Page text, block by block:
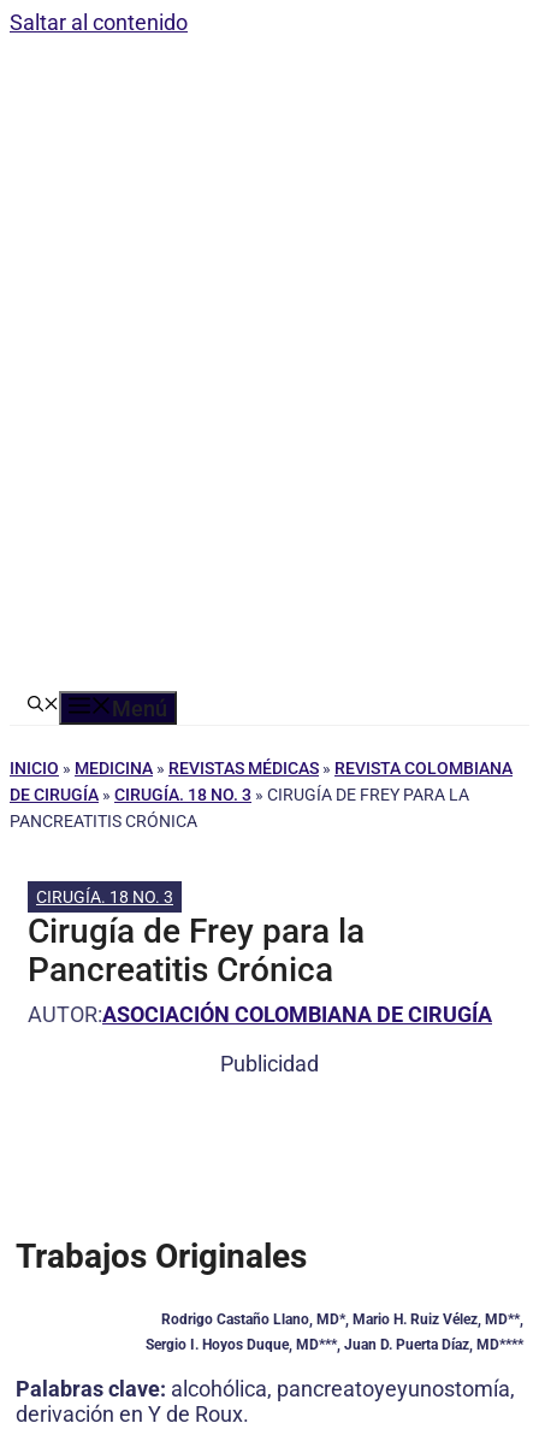
Saltar al contenido
Menú
INICIO » MEDICINA » REVISTAS MÉDICAS » REVISTA COLOMBIANA
DE CIRUGÍA » CIRUGÍA. 18 NO. 3 » CIRUGÍA DE FREY PARA LA
PANCREATITIS CRÓNICA
CIRUGÍA. 18 NO. 3
Cirugía de Frey para la
Pancreatitis Crónica
AUTOR:ASOCIACIÓN COLOMBIANA DE CIRUGÍA
Publicidad
Trabajos Originales
Rodrigo Castaño Llano, MD*, Mario H. Ruiz Vélez, MD**,
Sergio I. Hoyos Duque, MD***, Juan D. Puerta Díaz, MD****
Palabras clave: alcohólica, pancreatoyeyunostomía,
derivación en Y de Roux.